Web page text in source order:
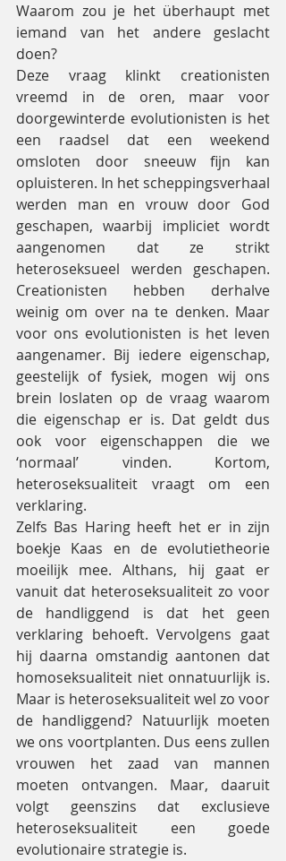
Waarom zou je het überhaupt met
iemand van het andere geslacht
doen?
Deze vraag klinkt creationisten
vreemd in de oren, maar voor
doorgewinterde evolutionisten is het
een raadsel dat een weekend
omsloten door sneeuw fijn kan
opluisteren. In het scheppingsverhaal
werden man en vrouw door God
geschapen, waarbij impliciet wordt
aangenomen dat ze strikt
heteroseksueel werden geschapen.
Creationisten hebben derhalve
weinig om over na te denken. Maar
voor ons evolutionisten is het leven
aangenamer. Bij iedere eigenschap,
geestelijk of fysiek, mogen wij ons
brein loslaten op de vraag waarom
die eigenschap er is. Dat geldt dus
ook voor eigenschappen die we
‘normaal’ vinden. Kortom,
heteroseksualiteit vraagt om een
verklaring.
Zelfs Bas Haring heeft het er in zijn
boekje Kaas en de evolutietheorie
moeilijk mee. Althans, hij gaat er
vanuit dat heteroseksualiteit zo voor
de handliggend is dat het geen
verklaring behoeft. Vervolgens gaat
hij daarna omstandig aantonen dat
homoseksualiteit niet onnatuurlijk is.
Maar is heteroseksualiteit wel zo voor
de handliggend? Natuurlijk moeten
we ons voortplanten. Dus eens zullen
vrouwen het zaad van mannen
moeten ontvangen. Maar, daaruit
volgt geenszins dat exclusieve
heteroseksualiteit een goede
evolutionaire strategie is.